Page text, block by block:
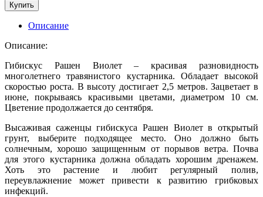
Купить
Описание
Описание:
Гибискус Рашен Виолет – красивая разновидность
многолетнего травянистого кустарника. Обладает высокой
скоростью роста. В высоту достигает 2,5 метров. Зацветает в
июне, покрываясь красивыми цветами, диаметром 10 см.
Цветение продолжается до сентября.
Высаживая саженцы гибискуса Рашен Виолет в открытый
грунт, выберите подходящее место. Оно должно быть
солнечным, хорошо защищенным от порывов ветра. Почва
для этого кустарника должна обладать хорошим дренажем.
Хоть это растение и любит регулярный полив,
переувлажнение может привести к развитию грибковых
инфекций.